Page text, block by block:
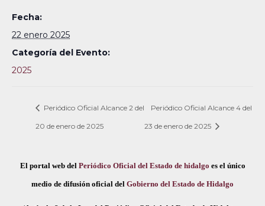
Fecha:
22 enero 2025
Categoría del Evento:
2025
Periódico Oficial Alcance 2 del
20 de enero de 2025
Periódico Oficial Alcance 4 del
23 de enero de 2025
El portal web del Periódico Oficial del Estado de hidalgo es el único
medio de difusión oficial del Gobierno del Estado de Hidalgo